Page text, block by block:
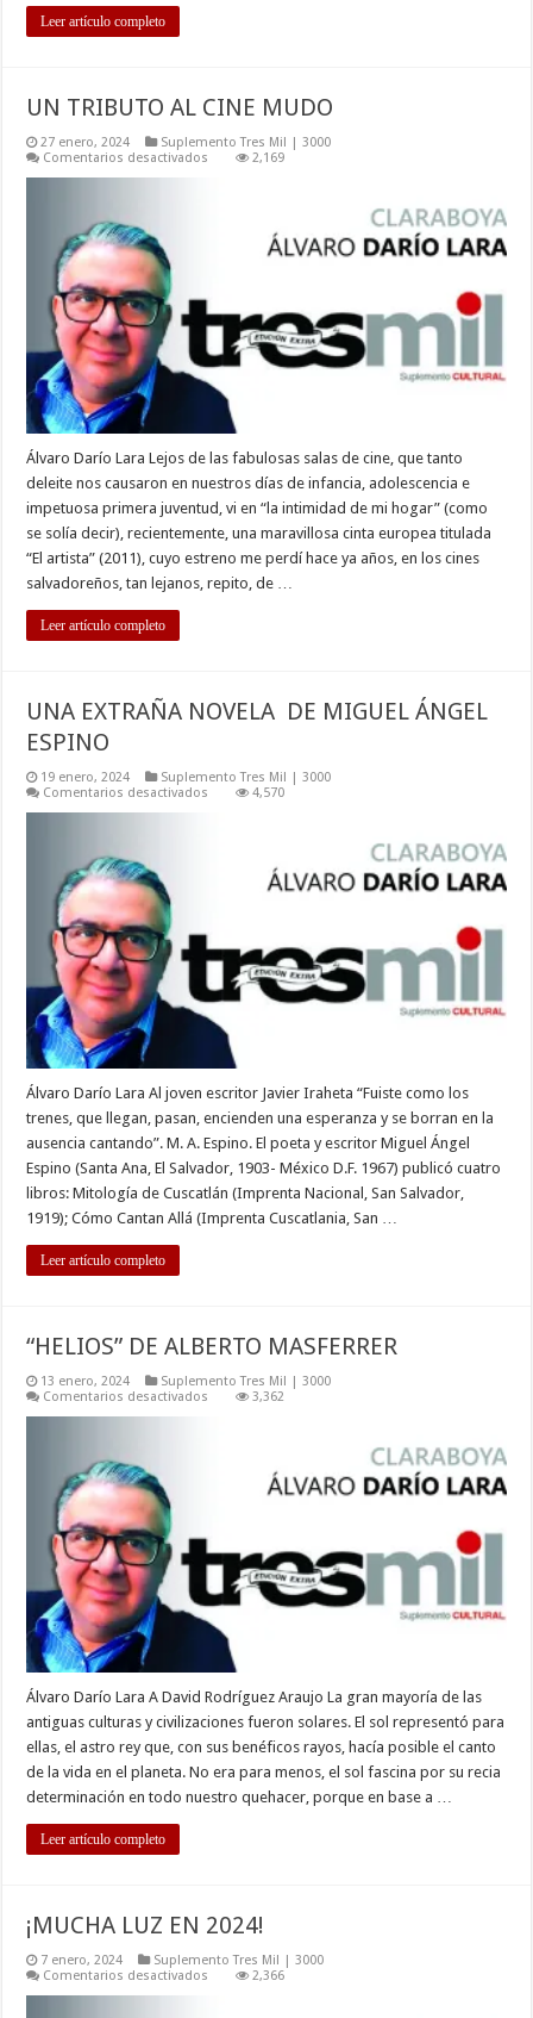
Leer artículo completo
UN TRIBUTO AL CINE MUDO
27 enero, 2024
Suplemento Tres Mil | 3000
Comentarios desactivados
2,169
Álvaro Darío Lara Lejos de las fabulosas salas de cine, que tanto
deleite nos causaron en nuestros días de infancia, adolescencia e
impetuosa primera juventud, vi en “la intimidad de mi hogar” (como
se solía decir), recientemente, una maravillosa cinta europea titulada
“El artista” (2011), cuyo estreno me perdí hace ya años, en los cines
salvadoreños, tan lejanos, repito, de …
Leer artículo completo
UNA EXTRAÑA NOVELA DE MIGUEL ÁNGEL
ESPINO
19 enero, 2024
Suplemento Tres Mil | 3000
Comentarios desactivados
4,570
Álvaro Darío Lara Al joven escritor Javier Iraheta “Fuiste como los
trenes, que llegan, pasan, encienden una esperanza y se borran en la
ausencia cantando”. M. A. Espino. El poeta y escritor Miguel Ángel
Espino (Santa Ana, El Salvador, 1903- México D.F. 1967) publicó cuatro
libros: Mitología de Cuscatlán (Imprenta Nacional, San Salvador,
1919); Cómo Cantan Allá (Imprenta Cuscatlania, San …
Leer artículo completo
“HELIOS” DE ALBERTO MASFERRER
13 enero, 2024
Suplemento Tres Mil | 3000
Comentarios desactivados
3,362
Álvaro Darío Lara A David Rodríguez Araujo La gran mayoría de las
antiguas culturas y civilizaciones fueron solares. El sol representó para
ellas, el astro rey que, con sus benéficos rayos, hacía posible el canto
de la vida en el planeta. No era para menos, el sol fascina por su recia
determinación en todo nuestro quehacer, porque en base a …
Leer artículo completo
¡MUCHA LUZ EN 2024!
7 enero, 2024
Suplemento Tres Mil | 3000
Comentarios desactivados
2,366